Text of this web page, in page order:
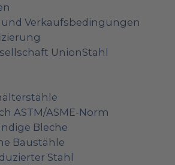
und Verkaufsbedingungen
UnionStahl
ASTM/ASME-Norm
Bleche
Baustähle
Stahl